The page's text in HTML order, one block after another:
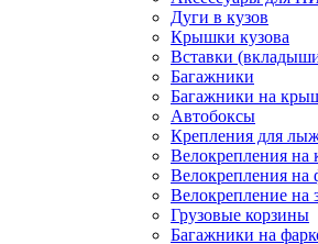
Дуги в кузов
Крышки кузова
Вставки
Багажники
Багажники на
Автобоксы
Крепления для
Велокрепления
Велокрепления на
Велокрепление на
Грузовые корзины
Багажники на